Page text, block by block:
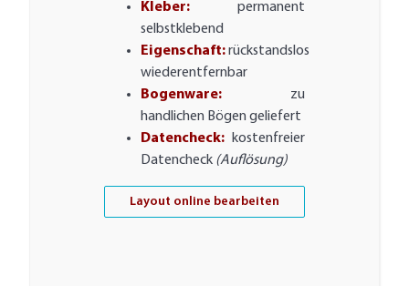
Kleber: permanent
selbstklebend
Eigenschaft:rückstandslos
wiederentfernbar
Bogenware: zu
handlichen Bögen geliefert
Datencheck: kostenfreier
Datencheck (Auflösung)
Layout online bearbeiten